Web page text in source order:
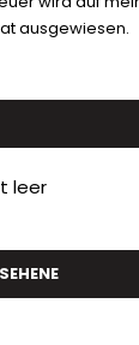
ausgewiesen.
leer